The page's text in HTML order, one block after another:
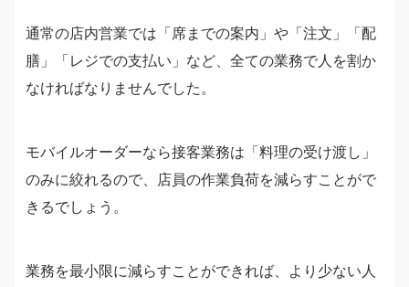
通常の店内営業では「席までの案内」や「注文」「配
膳」「レジでの支払い」など、全ての業務で人を割か
なければなりませんでした。
モバイルオーダーなら接客業務は「料理の受け渡し」
のみに絞れるので、店員の作業負荷を減らすことがで
きるでしょう。
業務を最小限に減らすことができれば、より少ない人